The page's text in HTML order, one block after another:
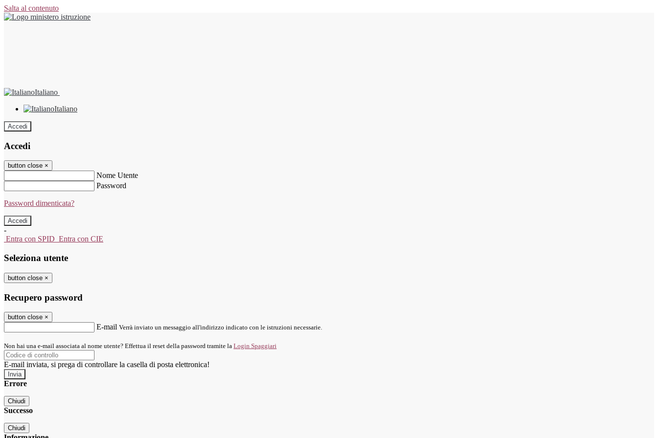
Salta al contenuto
Italiano
Italiano
Accedi
Accedi
button close ×
Nome Utente
Password
Password dimenticata?
-
Entra con SPID Entra con CIE
Seleziona utente
button close ×
Recupero password
button close ×
E-mail Verrà inviato un messaggio all'indirizzo indicato con le istruzioni necessarie.
Non hai una e-mail associata al nome utente? Effettua il reset della password tramite la Login Spaggiari
E-mail inviata, si prega di controllare la casella di posta elettronica!
Errore
Chiudi
Successo
Chiudi